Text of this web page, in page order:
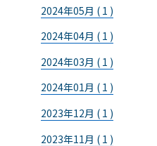
2024年05月 ( 1 )
2024年04月 ( 1 )
2024年03月 ( 1 )
2024年01月 ( 1 )
2023年12月 ( 1 )
2023年11月 ( 1 )